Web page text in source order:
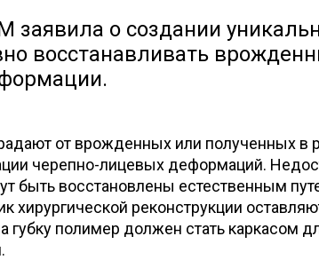
заявила о создании
восстанавливать
от врожденных или полученных в
черепно-лицевых деформаций.
быть восстановлены естественным
хирургической реконструкции
полимер должен стать каркасом